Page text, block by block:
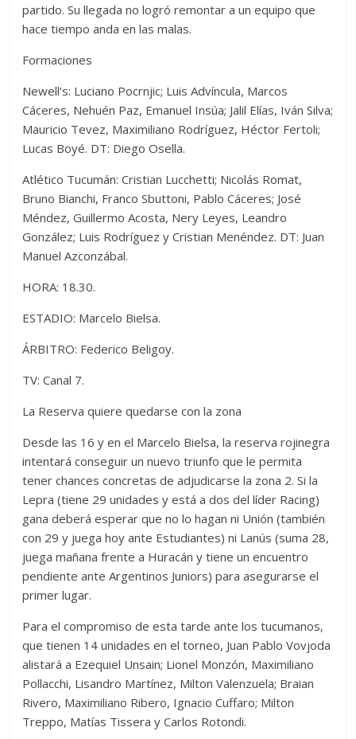
partido. Su llegada no logró remontar a un equipo que
hace tiempo anda en las malas.
Formaciones
Newell’s: Luciano Pocrnjic; Luis Advíncula, Marcos
Cáceres, Nehuén Paz, Emanuel Insúa; Jalil Elías, Iván Silva;
Mauricio Tevez, Maximiliano Rodríguez, Héctor Fertoli;
Lucas Boyé. DT: Diego Osella.
Atlético Tucumán: Cristian Lucchetti; Nicolás Romat,
Bruno Bianchi, Franco Sbuttoni, Pablo Cáceres; José
Méndez, Guillermo Acosta, Nery Leyes, Leandro
González; Luis Rodríguez y Cristian Menéndez. DT: Juan
Manuel Azconzábal.
HORA: 18.30.
ESTADIO: Marcelo Bielsa.
ÁRBITRO: Federico Beligoy.
TV: Canal 7.
La Reserva quiere quedarse con la zona
Desde las 16 y en el Marcelo Bielsa, la reserva rojinegra
intentará conseguir un nuevo triunfo que le permita
tener chances concretas de adjudicarse la zona 2. Si la
Lepra (tiene 29 unidades y está a dos del líder Racing)
gana deberá esperar que no lo hagan ni Unión (también
con 29 y juega hoy ante Estudiantes) ni Lanús (suma 28,
juega mañana frente a Huracán y tiene un encuentro
pendiente ante Argentinos Juniors) para asegurarse el
primer lugar.
Para el compromiso de esta tarde ante los tucumanos,
que tienen 14 unidades en el torneo, Juan Pablo Vovjoda
alistará a Ezequiel Unsain; Lionel Monzón, Maximiliano
Pollacchi, Lisandro Martínez, Milton Valenzuela; Braian
Rivero, Maximiliano Ribero, Ignacio Cuffaro; Milton
Treppo, Matías Tissera y Carlos Rotondi.